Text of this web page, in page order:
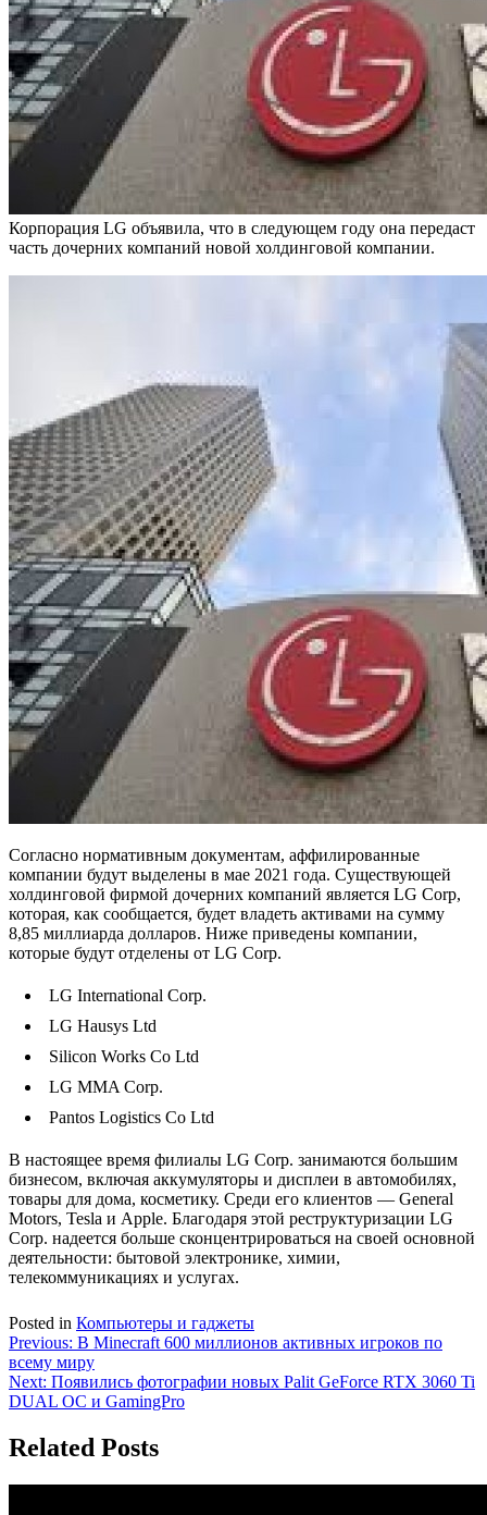
Корпорация LG объявила, что в следующем году она передаст
часть дочерних компаний новой холдинговой компании.
Cогласно нормативным документам, аффилированные
компании будут выделены в мае 2021 года. Существующей
холдинговой фирмой дочерних компаний является LG Corp,
которая, как сообщается, будет владеть активами на сумму
8,85 миллиарда долларов. Ниже приведены компании,
которые будут отделены от LG Corp.
LG International Corp.
LG Hausys Ltd
Silicon Works Co Ltd
LG MMA Corp.
Pantos Logistics Co Ltd
В настоящее время филиалы LG Corp. занимаются большим
бизнесом, включая аккумуляторы и дисплеи в автомобилях,
товары для дома, косметику. Среди его клиентов — General
Motors, Tesla и Apple. Благодаря этой реструктуризации LG
Corp. надеется больше сконцентрироваться на своей основной
деятельности: бытовой электронике, химии,
телекоммуникациях и услугах.
Posted in Компьютеры и гаджеты
Навигация
по
записям
Previous: В Minecraft 600 миллионов активных игроков по
всему миру
Next: Появились фотографии новых Palit GeForce RTX 3060 Ti
DUAL OC и GamingPro
Related Posts